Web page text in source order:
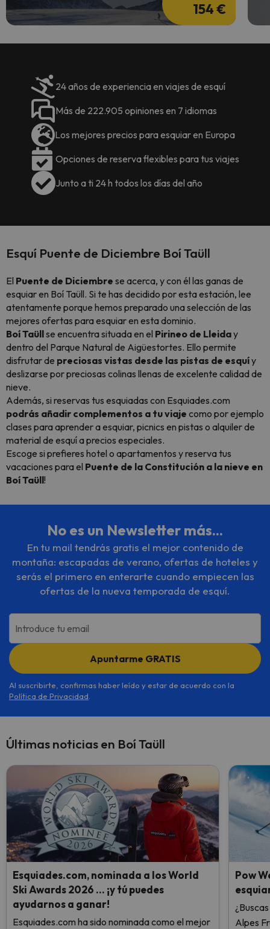
154 €
24 años de experiencia en viajes de esquí
Más de 222.905 opiniones en 7 idiomas
Los mejores precios para esquiar en Europa
Opciones de reserva flexibles para tus viajes
Junto a ti 24 h todos los días del año
Esquí Puente de Diciembre Boí Taüll
El Puente de Diciembre se acerca, y con él las ganas de
esquiar en Boí Taüll. Si te has decidido por esta estación, lee
atentamente porque hemos preparado una selección de las
mejores ofertas para esquiar en esta dominio.
Boí Taüllse encuentra situada en el Pirineo de Lleiday
dentro del Parque Natural de Aigüestortes. Ello permite
disfrutar de preciosas vistas desde las pistas de esquíy
deslizarse por preciosas colinas llenas de excelente calidad de
nieve.
Además, si reservas tus esquiadas con Esquiades.com
podrás añadir complementos a tu viaje como por ejemplo
clases para aprender a esquiar, picnics en pistas o alquiler de
material de esquí a precios especiales.
Escoge si prefieres hotel o apartamentos y reserva tus
vacaciones para el Puente de la Constitución a la nieve en
Boí Taüll!
No es un Newsletter más...
En tu mail tendrás gratis el mejor contenido de
montaña: escapadas de verano, ofertas de hoteles y
serás el primero en enterarte cuando empiecen las
ofertas de la nueva temporada de esquí.
Introduce tu email
Apuntarme GRATIS
Al suscribirte, confirmas haber leído y estar de acuerdo con la
Política de Privacidad
Últimas noticias en Boí Taüll
Esquiades.com, nominada a los World
Ski Awards 2026 … ¡y tú puedes
ayudarnos a ganar!
Esquiades.com ha sido nominada como el mejor
Pow
Alpes